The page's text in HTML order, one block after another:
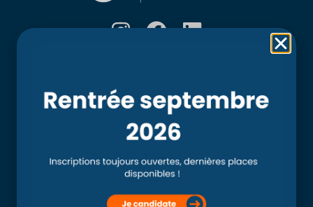
Accueil
L’école
Clinique externe
Clinique ostéopathique interne du CSO Paris
Service aux étudiants